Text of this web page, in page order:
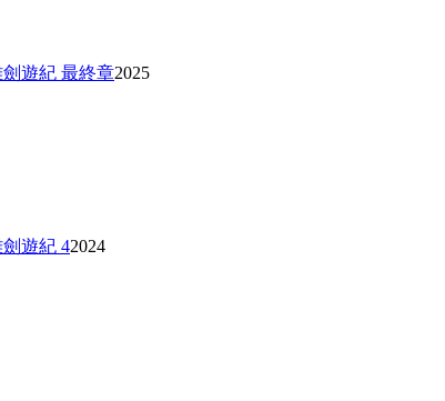
劍遊紀 最終章2025
劍遊紀 42024